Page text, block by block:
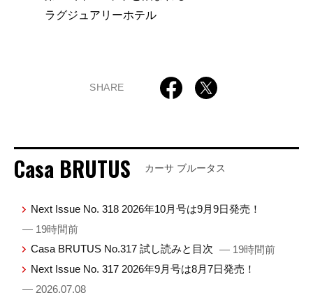
ラグジュアリーホテル
SHARE
Casa BRUTUS カーサ ブルータス
Next Issue No. 318 2026年10月号は9月9日発売！
— 19時間前
Casa BRUTUS No.317 試し読みと目次 — 19時間前
Next Issue No. 317 2026年9月号は8月7日発売！
— 2026.07.08